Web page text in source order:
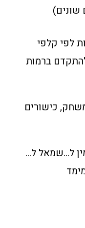
שונים)
לפי קלפי
ברמות
כישורים
ל…שמאל ל…